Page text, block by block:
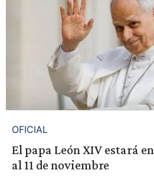
OFICIAL
El papa León XIV estará
al 11 de noviembre